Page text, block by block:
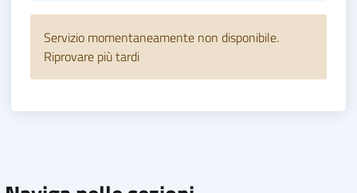
Servizio momentaneamente non disponibile.
Riprovare più tardi